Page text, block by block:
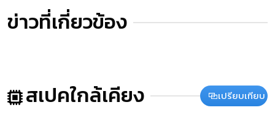
ข่าวที่เกี่ยวข้อง
สเปคใกล้เคียง เปรียบเทียบ